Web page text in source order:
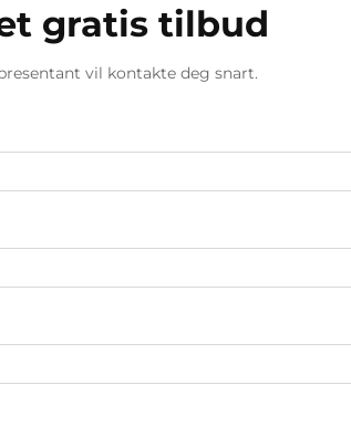
gratis tilbud
vil kontakte deg snart.